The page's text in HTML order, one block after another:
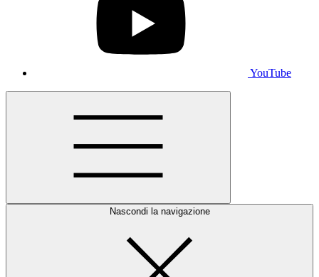
YouTube
Nascondi la navigazione